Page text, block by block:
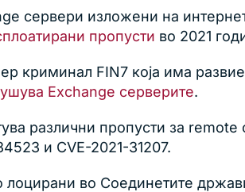
сервери изложени на
пропусти во 2021
криминал FIN7 која има
Exchange серверите.
различни пропусти за
и CVE-2021-31207.
во Соединетите